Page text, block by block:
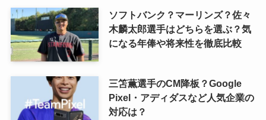
ソフトバンク？マーリンズ？佐々
木麟太郎選手はどちらを選ぶ？気
になる年俸や将来性を徹底比較
三笘薫選手のCM降板？Google
Pixel・アディダスなど人気企業の
対応は？